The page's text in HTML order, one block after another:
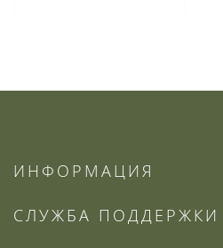
ИНФОРМАЦИЯ
СЛУЖБА ПОДДЕРЖКИ